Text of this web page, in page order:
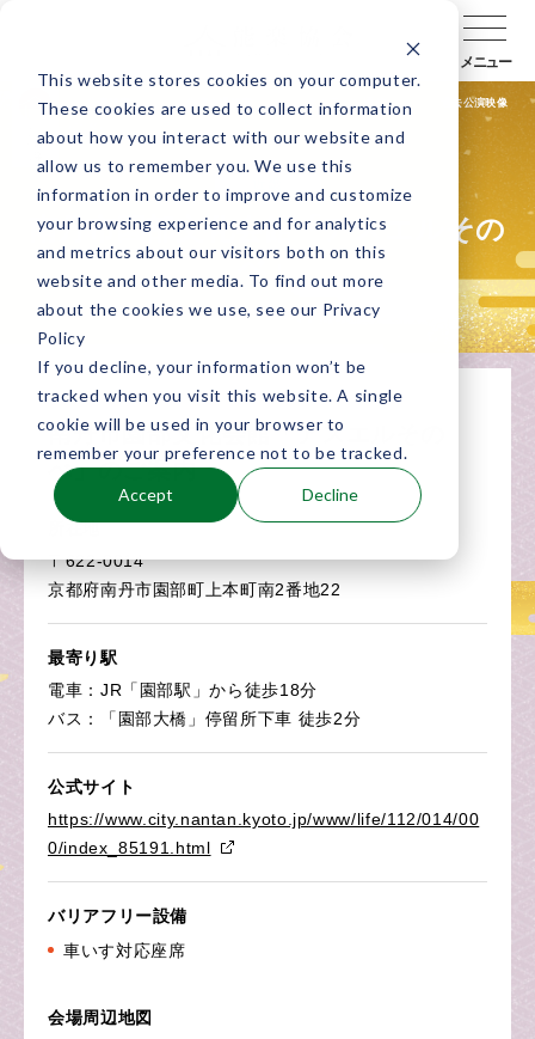
This website stores cookies on your computer.
These cookies are used to collect information
about how you interact with our website and
allow us to remember you. We use this
information in order to improve and customize
your browsing experience and for analytics
and metrics about our visitors both on this
website and other media. To find out more
about the cookies we use, see our Privacy
Policy
If you decline, your information won’t be
tracked when you visit this website. A single
cookie will be used in your browser to
remember your preference not to be tracked.
Accept Decline
メニュー
公演検索 公演会場検索 キャラバン通信 過去公演映像
南丹市園部文化会館「アスエルその
べ」
南丹市園部文化会館「アスエルその
べ」のご案内
所在地
〒622-0014
京都府南丹市園部町上本町南2番地22
最寄り駅
電車：JR「園部駅」から徒歩18分
バス：「園部大橋」停留所下車 徒歩2分
公式サイト
https://www.city.nantan.kyoto.jp/www/life/112/014/00
0/index_85191.html
バリアフリー設備
車いす対応座席
会場周辺地図